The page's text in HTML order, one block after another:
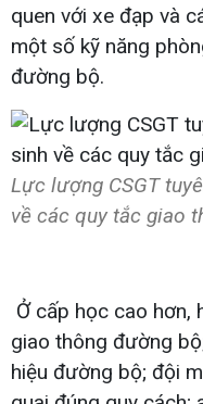
quen với xe đạp và
một số kỹ năng
đường bộ.
Lực lượng CSGT
về các quy tắc giao
Ở cấp học cao hơn,
giao thông đường
hiệu đường bộ; đội